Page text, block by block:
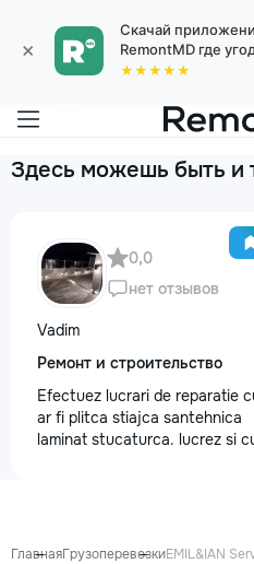
×
Скачай
RemontMD где
★★★★★
Здесь можешь быть и
0,0
нет отзывов
Vadim
Ремонт и строительство
Efectuez lucrari de reparatie
ar fi plitca stiajca santehnica
laminat stucaturca. lucrez si
ГлавнаяГрузоперевозкиEMIL&IAN